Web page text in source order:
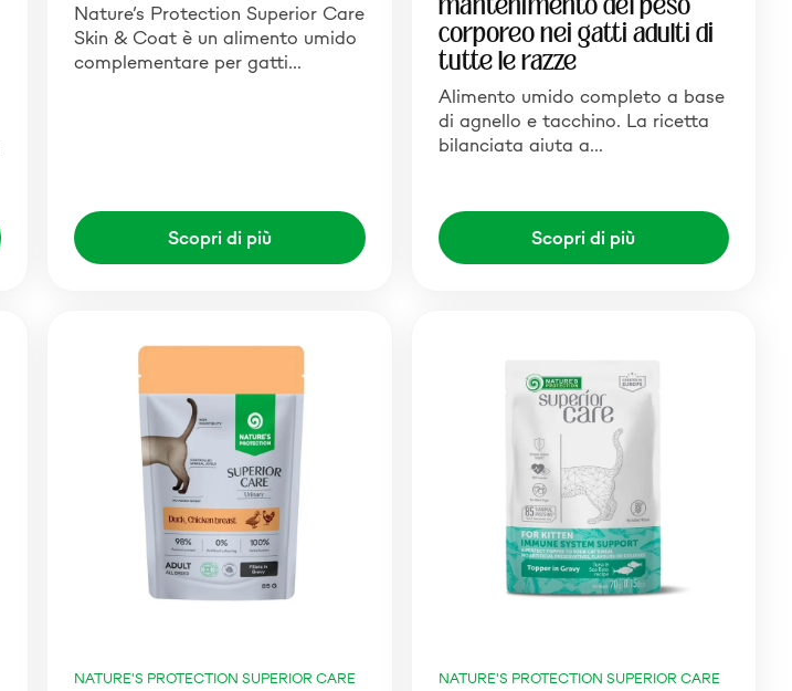
Nature’s Protection Superior Care
Skin & Coat è un alimento umido
complementare per gatti…
Scopri di più
corporeo nei gatti adulti di
tutte le razze
Alimento umido completo a base
di agnello e tacchino. La ricetta
bilanciata aiuta a…
Scopri di più
NATURE'S PROTECTION SUPERIOR CARE NATURE'S PROTECTION SUPERIOR CARE